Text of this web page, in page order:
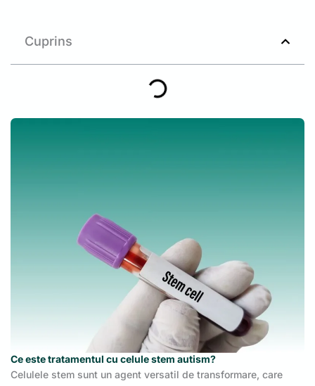
Cuprins
Ce este tratamentul cu celule stem autism?
Celulele stem sunt un agent versatil de transformare, care